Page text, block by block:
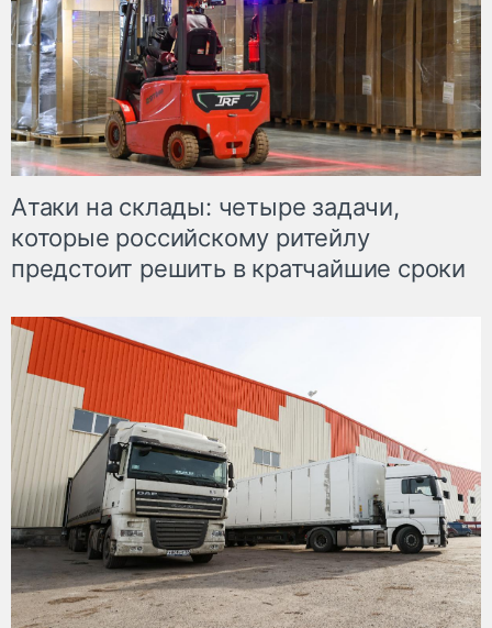
Атаки на склады: четыре задачи,
которые российскому ритейлу
предстоит решить в кратчайшие сроки